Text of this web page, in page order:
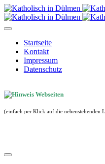
Startseite
Kontakt
Impressum
Datenschutz
(einfach per Klick auf die nebenstehenden